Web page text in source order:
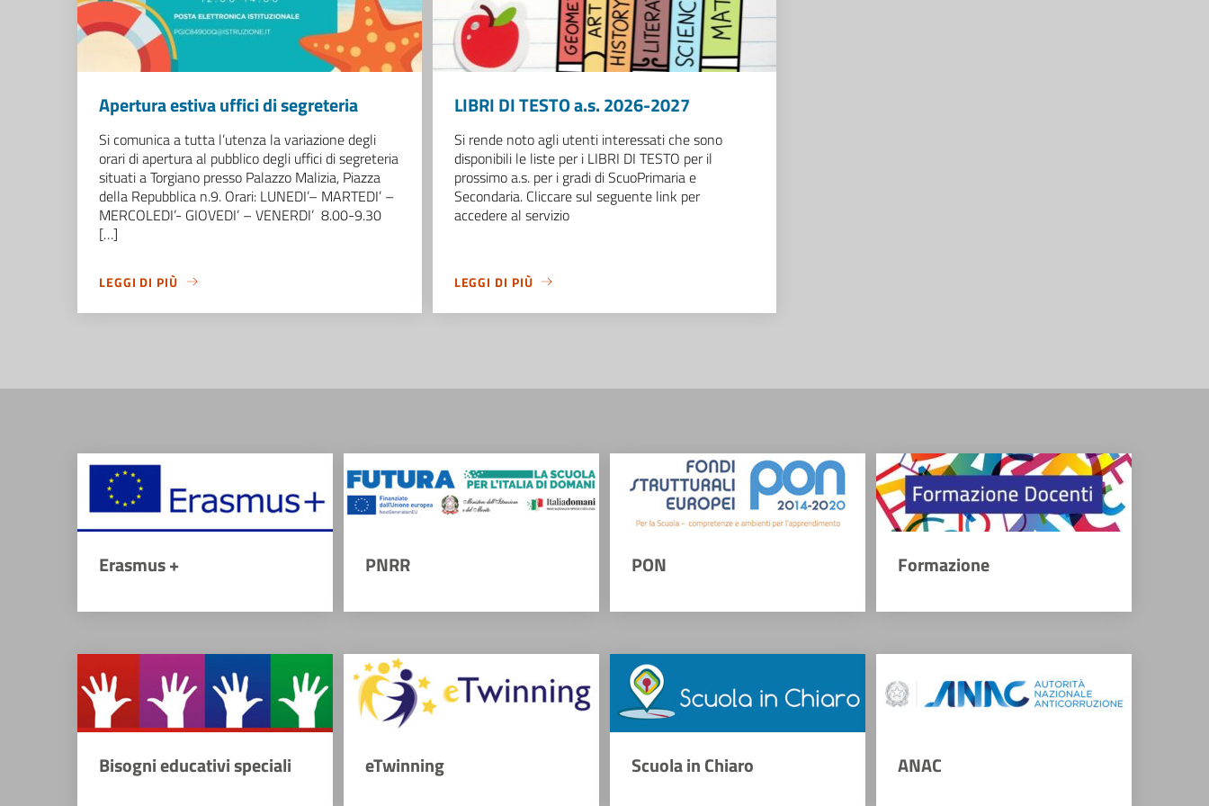
Apertura estiva uffici di segreteria
Si comunica a tutta l’utenza la variazione degli
orari di apertura al pubblico degli uffici di segreteria
situati a Torgiano presso Palazzo Malizia, Piazza
della Repubblica n.9. Orari: LUNEDI’– MARTEDI’ –
MERCOLEDI’- GIOVEDI’ – VENERDI’ 8.00-9.30
[…]
LEGGI DI PIÙ
LIBRI DI TESTO a.s. 2026-2027
Si rende noto agli utenti interessati che sono
disponibili le liste per i LIBRI DI TESTO per il
prossimo a.s. per i gradi di ScuoPrimaria e
Secondaria. Cliccare sul seguente link per
accedere al servizio
LEGGI DI PIÙ
Erasmus + PNRR PON Formazione
Bisogni educativi speciali eTwinning Scuola in Chiaro ANAC